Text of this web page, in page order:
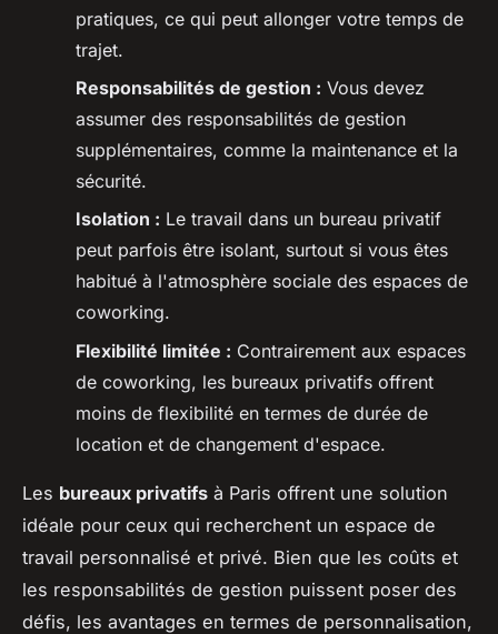
pratiques, ce qui peut allonger votre temps de
trajet.
Responsabilités de gestion : Vous devez
assumer des responsabilités de gestion
supplémentaires, comme la maintenance et la
sécurité.
Isolation : Le travail dans un bureau privatif
peut parfois être isolant, surtout si vous êtes
habitué à l'atmosphère sociale des espaces de
coworking.
Flexibilité limitée : Contrairement aux espaces
de coworking, les bureaux privatifs offrent
moins de flexibilité en termes de durée de
location et de changement d'espace.
Les bureaux privatifs à Paris offrent une solution
idéale pour ceux qui recherchent un espace de
travail personnalisé et privé. Bien que les coûts et
les responsabilités de gestion puissent poser des
défis, les avantages en termes de personnalisation,